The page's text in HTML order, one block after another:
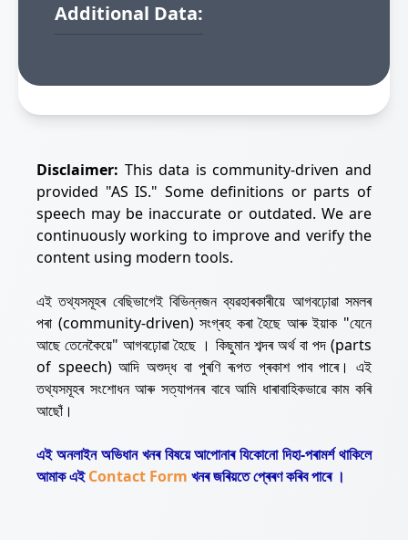
Additional Data:
Disclaimer: This data is community-driven and
provided "AS IS." Some definitions or parts of
speech may be inaccurate or outdated. We are
continuously working to improve and verify the
content using modern tools.
এই তথ্যসমূহৰ বেছিভাগেই বিভিন্নজন ব্যৱহাৰকাৰীয়ে আগবঢ়োৱা সমলৰ
পৰা (community-driven) সংগ্ৰহ কৰা হৈছে আৰু ইয়াক "যেনে
আছে তেনেকৈয়ে" আগবঢ়োৱা হৈছে । কিছুমান শব্দৰ অৰ্থ বা পদ (parts
of speech) আদি অশুদ্ধ বা পুৰণি ৰূপত প্ৰকাশ পাব পাৰে। এই
তথ্যসমূহৰ সংশোধন আৰু সত্যাপনৰ বাবে আমি ধাৰাবাহিকভাৱে কাম কৰি
আছোঁ।
এই অনলাইন অভিধান খনৰ বিষয়ে আপোনাৰ যিকোনো দিহা-পৰামৰ্শ থাকিলে
আমাক এইContact Form খনৰ জৰিয়তে প্ৰেৰণ কৰিব পাৰে ।